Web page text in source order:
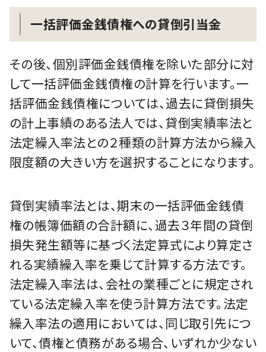
一括評価金銭債権への貸倒引当金
その後、個別評価金銭債権を除いた部分に対
して一括評価金銭債権の計算を行います。一
括評価金銭債権については、過去に貸倒損失
の計上事績のある法人では、貸倒実績率法と
法定繰入率法との２種類の計算方法から繰入
限度額の大きい方を選択することになります。
貸倒実績率法とは、期末の一括評価金銭債
権の帳簿価額の合計額に、過去３年間の貸倒
損失発生額等に基づく法定算式により算定さ
れる実績繰入率を乗じて計算する方法です。
法定繰入率法は、会社の業種ごとに規定され
ている法定繰入率を使う計算方法です。法定
繰入率法の適用においては、同じ取引先につ
いて、債権と債務がある場合、いずれか少ない